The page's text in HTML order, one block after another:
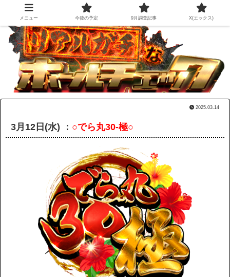
2025.03.14
3月12日(水) ： ○でら丸30-極○
メニュー 今後の予定 9月調査記事 X(エックス)